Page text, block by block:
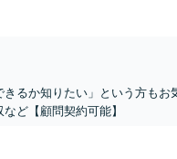
きるか知りたい」という方もお
ど【顧問契約可能】